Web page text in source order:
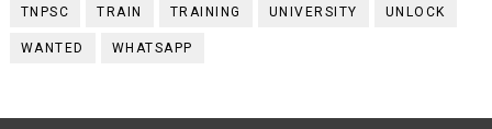
TNPSC TRAIN TRAINING UNIVERSITY UNLOCK
WANTED WHATSAPP